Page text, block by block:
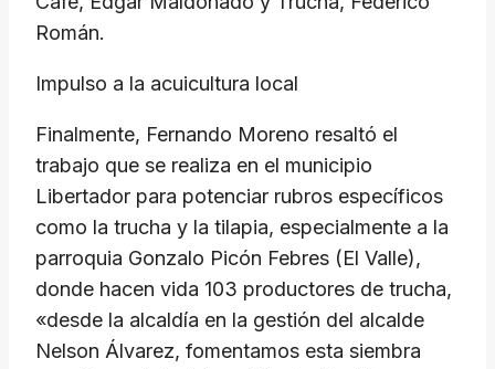
Román.
Impulso a la acuicultura local
Finalmente, Fernando Moreno resaltó el
trabajo que se realiza en el municipio
Libertador para potenciar rubros específicos
como la trucha y la tilapia, especialmente a la
parroquia Gonzalo Picón Febres (El Valle),
donde hacen vida 103 productores de trucha,
«desde la alcaldía en la gestión del alcalde
Nelson Álvarez, fomentamos esta siembra